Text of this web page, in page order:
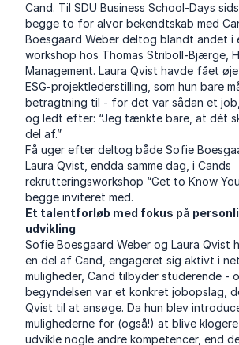
Cand. Til SDU Business School-Days
begge to for alvor bekendtskab med
Boesgaard Weber deltog blandt andet i
workshop hos Thomas Striboll-Bjærge,
Management. Laura Qvist havde fået
ESG-projektlederstilling, som hun bare
betragtning til - for det var sådan et
og ledt efter: “Jeg tænkte bare, at dét
del af.”
Få uger efter deltog både Sofie
Laura Qvist, endda samme dag, i Cands
rekrutteringsworkshop “Get to Know
begge inviteret med.
Et talentforløb med fokus på
udvikling
Sofie Boesgaard Weber og Laura Qvist
en del af Cand, engageret sig aktivt i
muligheder, Cand tilbyder studerende -
begyndelsen var et konkret jobopslag,
Qvist til at ansøge. Da hun blev
mulighederne for (også!) at blive
udvikle nogle andre kompetencer, end